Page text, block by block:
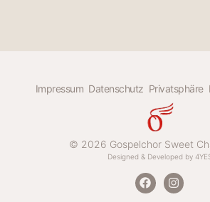
© 2026 Gospelchor Sweet
Designed & Developed by
Impressum Datenschutz Privatsphäre